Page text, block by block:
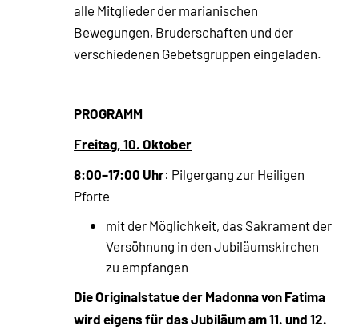
alle Mitglieder der marianischen
Bewegungen, Bruderschaften und der
verschiedenen Gebetsgruppen eingeladen.
PROGRAMM
Freitag, 10. Oktober
8:00–17:00 Uhr: Pilgergang zur Heiligen
Pforte
mit der Möglichkeit, das Sakrament der
Versöhnung in den Jubiläumskirchen
zu empfangen
Die Originalstatue der Madonna von Fatima
wird eigens für das Jubiläum am 11. und 12.